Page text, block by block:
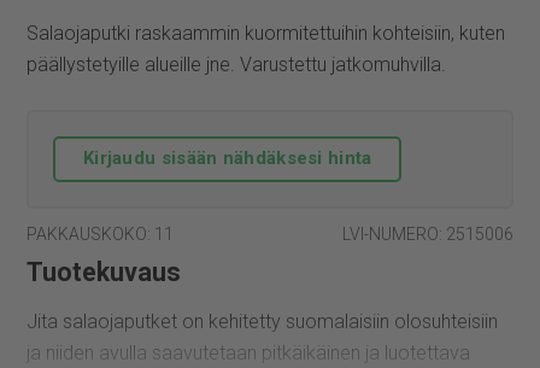
Salaojaputki raskaammin kuormitettuihin kohteisiin, kuten
päällystetyille alueille jne. Varustettu jatkomuhvilla.
Kirjaudu sisään nähdäksesi hinta
PAKKAUSKOKO: 11 LVI-NUMERO: 2515006
Tuotekuvaus
Jita salaojaputket on kehitetty suomalaisiin olosuhteisiin
ja niiden avulla saavutetaan pitkäikäinen ja luotettava